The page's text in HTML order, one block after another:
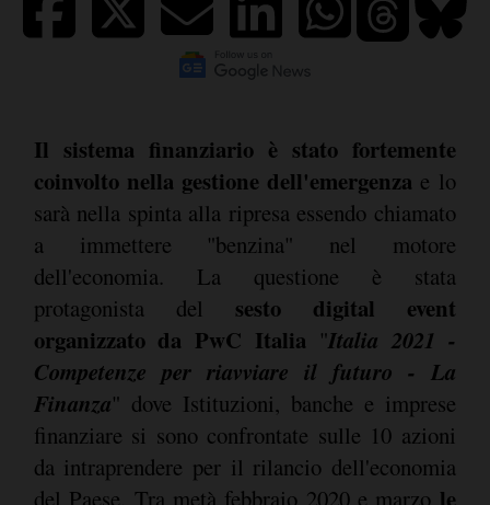
Il sistema finanziario è stato fortemente
coinvolto nella gestione dell'emergenza e lo
sarà nella spinta alla ripresa essendo chiamato
a immettere "benzina" nel motore
dell'economia. La questione è stata
protagonista del sesto digital event
organizzato da PwC Italia "Italia 2021 -
Competenze per riavviare il futuro - La
Finanza" dove Istituzioni, banche e imprese
finanziare si sono confrontate sulle 10 azioni
da intraprendere per il rilancio dell'economia
del Paese. Tra metà febbraio 2020 e marzo le